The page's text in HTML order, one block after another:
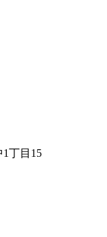
1丁目15